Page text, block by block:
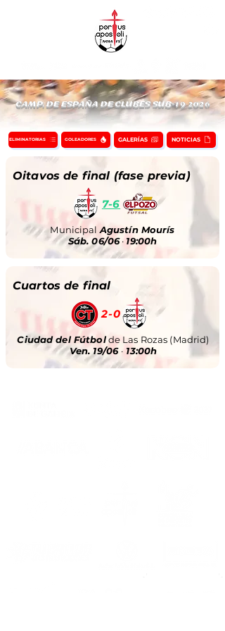
CAMP. DE ESPAÑA DE CLUBES SUB-19 2026
ELIMINATORIAS GOLEADORES GALERÍAS NOTICIAS
Municipal Agustín Mourís
Sáb. 06/06· 19:00h
7-6
Oitavos de final (fase previa)
Ciudad del Fútbolde Las Rozas (Madrid)
Ven. 19/06 · 13:00h
2-0
Cuartos de final